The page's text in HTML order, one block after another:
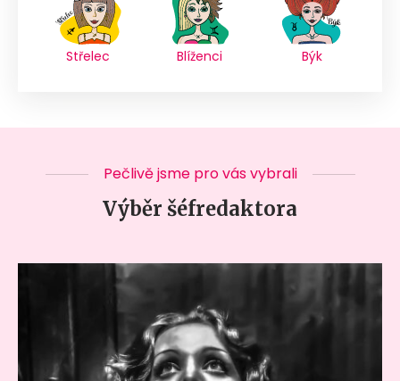
Střelec Blíženci Býk
Pečlivě jsme pro vás vybrali
Výběr šéfredaktora